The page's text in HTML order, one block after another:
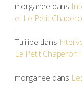
morganee dans
et Le Petit
Tulilipe dans
Le Petit Chaperon
morganee dans